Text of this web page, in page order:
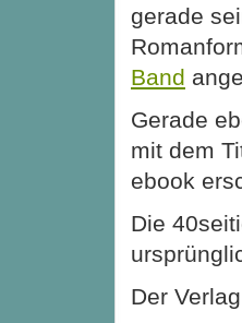
gerade
Band
Gerade
mit dem
ebook
Die
Der